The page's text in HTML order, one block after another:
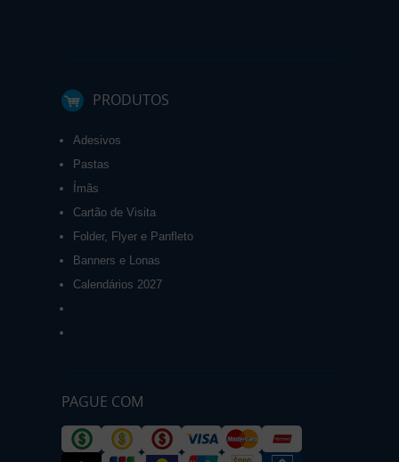
PRODUTOS
Adesivos
Pastas
Ímãs
Cartão de Visita
Folder, Flyer e Panfleto
Banners e Lonas
Calendários 2027
PAGUE COM